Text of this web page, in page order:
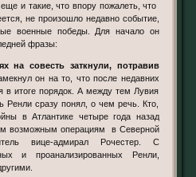
и такие, что впору пожалеть, что
не произошло недавно событие,
военные победы. Для начало он
фразы:
он на то, что после недавних
в итоге порядок. А между тем Лувия
Ренли сразу понял, о чем речь. Кто,
в Атлантике четыре года назад
возможным операциям в Северной
вице-адмирал Рочестер. С
и проанализированных Ренли,